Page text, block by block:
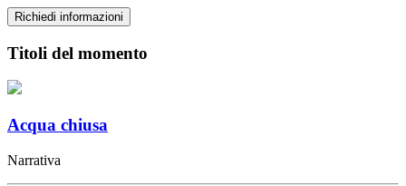
Richiedi informazioni
Titoli del momento
Acqua chiusa
Narrativa